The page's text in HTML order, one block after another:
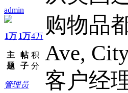
admin
1万
主
题
1万
帖
子
4万
积
分
管理员
购物品
Ave,
客户经